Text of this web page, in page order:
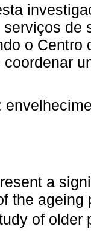
de
o
a
the
of older